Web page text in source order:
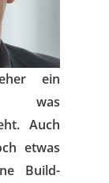
ein
was
Auch
etwas
Build-